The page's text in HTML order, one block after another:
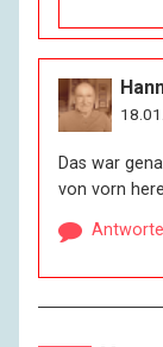
Das war
von vorn